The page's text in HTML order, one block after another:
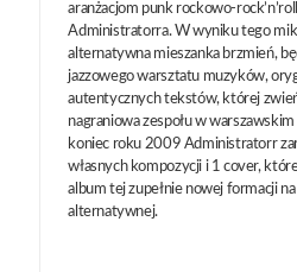
aranżacjom punk rockowo-
Administratorra. W wyniku tego
alternatywna mieszanka brzmień,
jazzowego warsztatu muzyków,
autentycznych tekstów, której
nagraniowa zespołu w
koniec roku 2009 Administratorr
własnych kompozycji i 1 cover,
album tej zupełnie nowej formacji
alternatywnej.